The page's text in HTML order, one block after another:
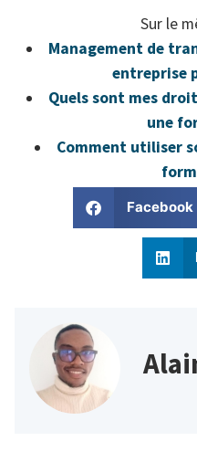
Sur le
Management de
entreprise
Quels sont mes
une
Comment utiliser
Facebook